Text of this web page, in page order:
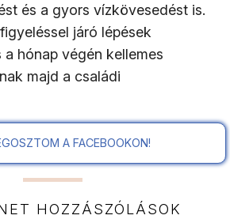
és a gyors vízkövesedést is.
járó lépések
hónap végén kellemes
majd a családi
A FACEBOOKON!
HOZZÁSZÓLÁSOK